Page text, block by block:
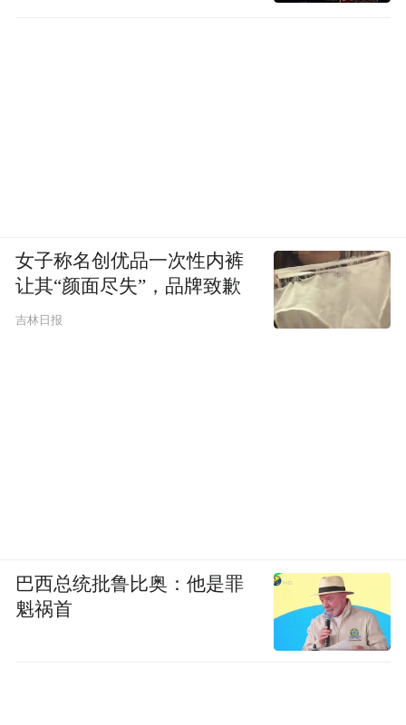
女子称名创优品一次性内裤
让其“颜面尽失”，品牌致歉
吉林日报
巴西总统批鲁比奥：他是罪
魁祸首